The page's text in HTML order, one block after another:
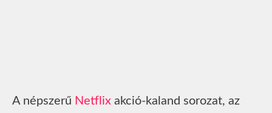
A népszerű Netflix akció-kaland sorozat, az